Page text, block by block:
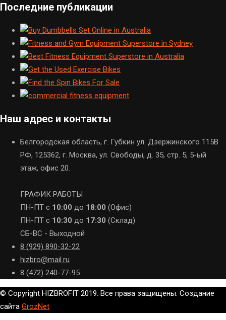
Последние публикации
Наш адрес и контакты
Белгородская область, г. Губкин ул. Дзержинского 115В
РФ, 125362, г. Москва, ул. Свободы, д. 35, стр. 5, 5-ый
этаж, офис 20.
ГРАФИК РАБОТЫ
ПН-ПТ с 10:00 до 18:00 (Офис)
ПН-ПТ с 10:30 до 17:30 (Склад)
СБ-ВС - Выходной
8 (929) 890-32-22
hizbro@mail.ru
8 (472) 240-77-95
© Copyright HIZBROFIT 2019. Все права защищены. Создание
сайта GrozNet